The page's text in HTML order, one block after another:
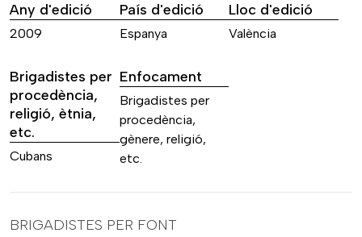
Any d'edició
2009
País d'edició
Espanya
Lloc d'edició
València
Brigadistes per
procedència,
religió, ètnia,
etc.
Cubans
Enfocament
Brigadistes per
procedència,
gènere, religió,
etc.
BRIGADISTES PER FONT